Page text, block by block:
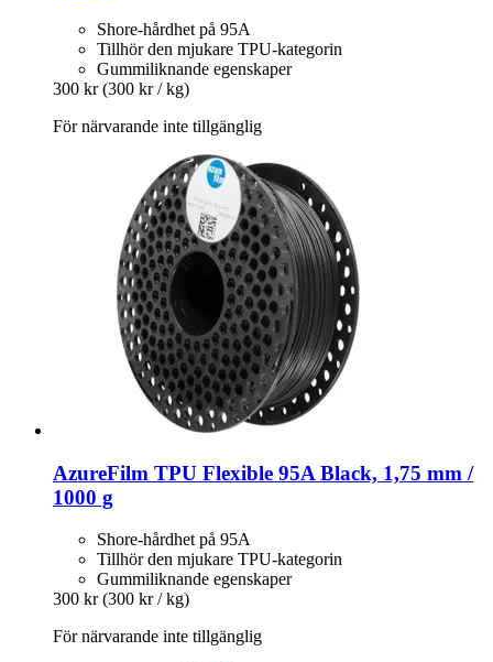
Shore-hårdhet på 95A
Tillhör den mjukare TPU-kategorin
Gummiliknande egenskaper
300 kr (300 kr / kg)
För närvarande inte tillgänglig
AzureFilm TPU Flexible 95A Black, 1,75 mm /
1000 g
Shore-hårdhet på 95A
Tillhör den mjukare TPU-kategorin
Gummiliknande egenskaper
300 kr (300 kr / kg)
För närvarande inte tillgänglig